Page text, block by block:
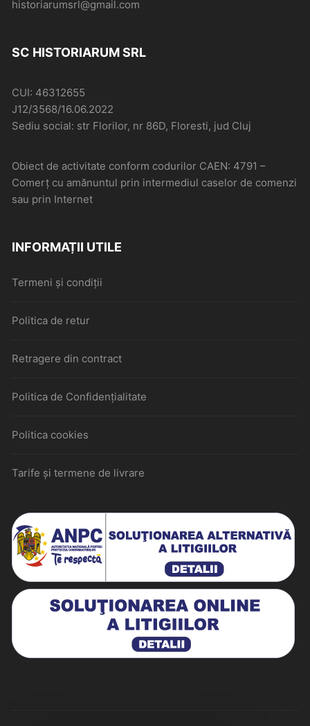
historiarumsrl@gmail.com
SC HISTORIARUM SRL
CUI: 46312655
J12/3568/16.06.2022
Sediu social: str Florilor, nr 86D, Floresti, jud Cluj
Obiect de activitate conform codurilor CAEN: 4791 –
Comerţ cu amănuntul prin intermediul caselor de comenzi
sau prin Internet
INFORMAȚII UTILE
Termeni și condiții
Politica de retur
Retragere din contract
Politica de Confidențialitate
Politica cookies
Tarife și termene de livrare